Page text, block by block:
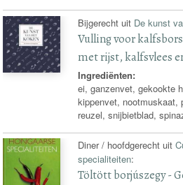
Bijgerecht uit De kunst
Vulling voor
met rijst, kalfsvlees
Ingrediënten:
ei, ganzenvet, gekookte
kippenvet, nootmuskaat,
reuzel, snijbietblad,
Diner / hoofdgerecht uit
specialiteiten:
Töltött borjúszegy -